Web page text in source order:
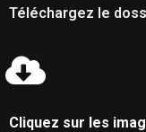
Téléchargez le
Cliquez sur les